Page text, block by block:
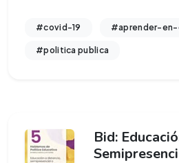
#covid-19 #aprender-en-
#politica publica
Bid: